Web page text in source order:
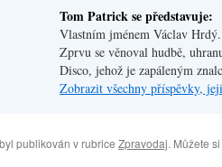
Tom Patrick se představuje:
Vlastním jménem Václav
Zprvu se věnoval hudbě,
Disco, jehož je zapáleným
Zobrazit všechny příspěvky,
publikován v rubrice Zpravodaj. Můžete